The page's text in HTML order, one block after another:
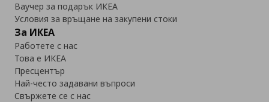
Ваучер за подарък ИКЕА
Условия за връщане на закупени стоки
За ИКЕА
Работете с нас
Това е ИКЕА
Пресцентър
Най-често задавани въпроси
Свържете се с нас